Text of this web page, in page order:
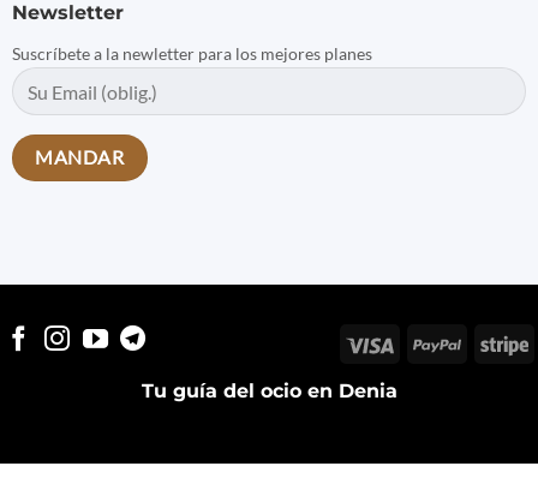
Newsletter
Suscríbete a la newletter para los mejores planes
Tu guía del ocio en Denia
Visa PayPal